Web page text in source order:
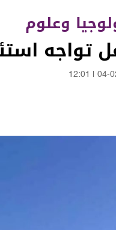
وعلوم
تواجه
04-
12:01